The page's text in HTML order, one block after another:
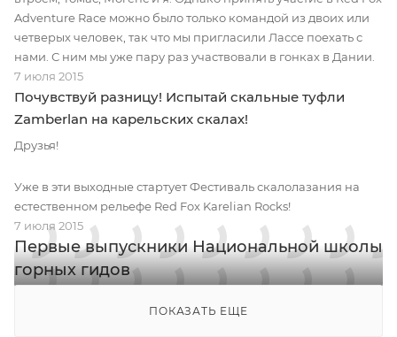
Adventure Race можно было только командой из двоих или
четверых человек, так что мы пригласили Лассе поехать с
нами. С ним мы уже пару раз участвовали в гонках в Дании.
7 июля 2015
Почувствуй разницу! Испытай скальные туфли
Zamberlan на карельских скалах!
Друзья!
Уже в эти выходные стартует Фестиваль скалолазания на
естественном рельефе Red Fox Karelian Rocks!
7 июля 2015
Первые выпускники Национальной школы
горных гидов
ПОКАЗАТЬ ЕЩЕ